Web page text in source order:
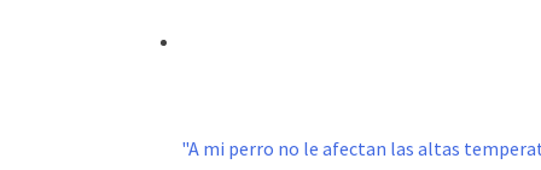
"A mi perro no le afectan las altas